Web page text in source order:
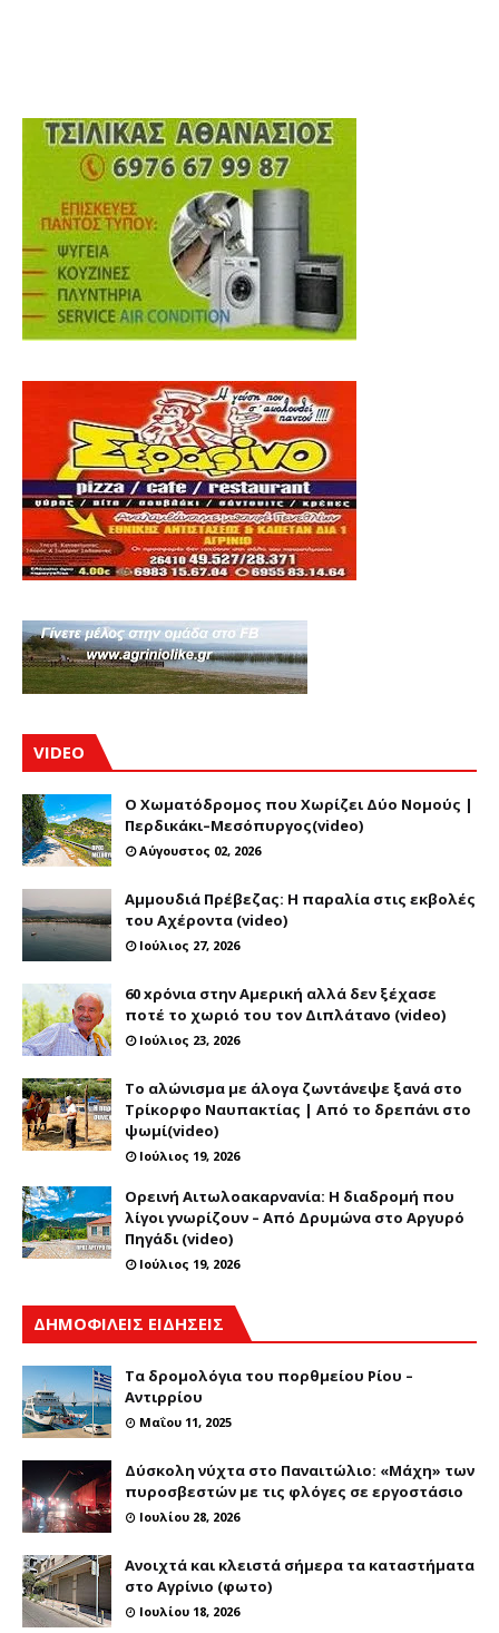
VIDEO
Ο Χωματόδρομος που Χωρίζει Δύο Νομούς |
Περδικάκι–Μεσόπυργος(video)
Αύγουστος 02, 2026
Αμμουδιά Πρέβεζας: Η παραλία στις εκβολές
του Αχέροντα (video)
Ιούλιος 27, 2026
60 xρόνια στην Αμερική αλλά δεν ξέχασε
ποτέ το χωριό του τον Διπλάτανο (video)
Ιούλιος 23, 2026
Το αλώνισμα με άλογα ζωντάνεψε ξανά στο
Τρίκορφο Ναυπακτίας | Από το δρεπάνι στο
ψωμί(video)
Ιούλιος 19, 2026
Ορεινή Αιτωλοακαρνανία: Η διαδρομή που
λίγοι γνωρίζουν – Από Δρυμώνα στο Αργυρό
Πηγάδι (video)
Ιούλιος 19, 2026
ΔΗΜΟΦΙΛΕΙΣ ΕΙΔΗΣΕΙΣ
Τα δρομολόγια του πορθμείου Ρίου –
Αντιρρίου
Μαΐου 11, 2025
Δύσκολη νύχτα στο Παναιτώλιο: «Μάχη» των
πυροσβεστών με τις φλόγες σε εργοστάσιο
Ιουλίου 28, 2026
Ανοιχτά και κλειστά σήμερα τα καταστήματα
στο Αγρίνιο (φωτο)
Ιουλίου 18, 2026